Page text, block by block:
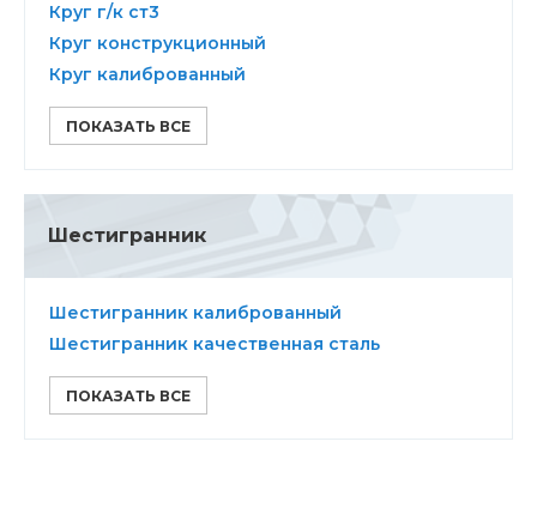
Круг г/к ст3
Круг конструкционный
Круг калиброванный
ПОКАЗАТЬ ВСЕ
Шестигранник
Шестигранник калиброванный
Шестигранник качественная сталь
ПОКАЗАТЬ ВСЕ